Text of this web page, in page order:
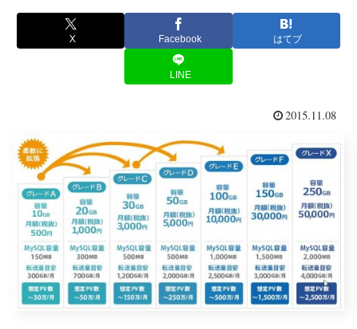
X Facebook はてブ
LINE
2015.11.08